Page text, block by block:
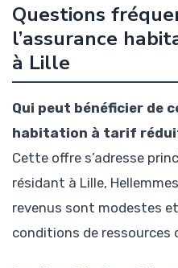
Questions
l’assurance
à Lille
Qui peut bénéficier de
habitation à tarif
Cette offre s’adresse
résidant à Lille,
revenus sont modestes
conditions de ressources